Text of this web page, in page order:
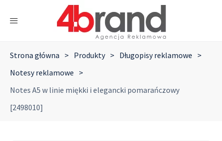
Strona główna > Produkty > Długopisy reklamowe >
Notesy reklamowe >
Notes A5 w linie miękki i elegancki pomarańczowy
[2498010]